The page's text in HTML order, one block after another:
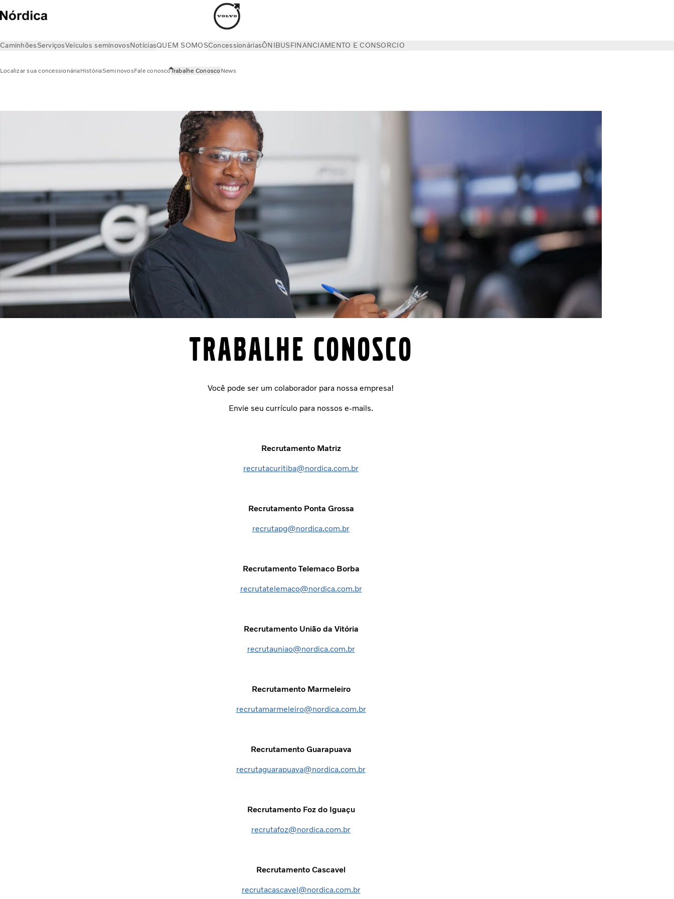
CaminhõesServiçosVeículos seminovosNotíciasQUEM SOMOSConcessionáriasÔNIBUSFINANCIAMENTO E CONSORCIO
Localizar sua concessionáriaHistóriaSeminovosFale conoscoTrabalhe ConoscoNews
Trabalhe conosco
Você pode ser um colaborador para nossa empresa!
Envie seu currículo para nossos e-mails.
Recrutamento Matriz
recrutacuritiba@nordica.com.br
Recrutamento Ponta Grossa
recrutapg@nordica.com.br
Recrutamento Telemaco Borba
recrutatelemaco@nordica.com.br
Recrutamento União da Vitória
recrutauniao@nordica.com.br
Recrutamento Marmeleiro
recrutamarmeleiro@nordica.com.br
Recrutamento Guarapuava
recrutaguarapuava@nordica.com.br
Recrutamento Foz do Iguaçu
recrutafoz@nordica.com.br
Recrutamento Cascavel
recrutacascavel@nordica.com.br